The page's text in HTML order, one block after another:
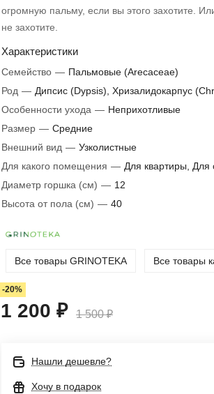
огромную пальму, если вы этого захотите.
не захотите.
Характеристики
Семейство — Пальмовые (Arecaceae)
Род — Дипсис (Dypsis), Хризалидокарпус
Особенности ухода — Неприхотливые
Размер — Средние
Внешний вид — Узколистные
Для какого помещения — Для квартиры, Для
Диаметр горшка (см) — 12
Высота от пола (см) — 40
Все товары GRINOTEKA Все товары
-20%
1 200 ₽ 1 500 ₽
Нашли дешевле?
Хочу в подарок